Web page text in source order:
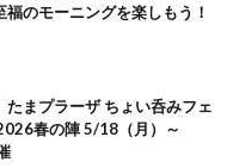
福のモーニングを楽しもう！
たまプラーザ ちょい呑みフェ
春の陣 5/18（月）～